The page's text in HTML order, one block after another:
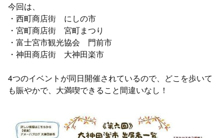
今回は、
・西町商店街 にしの市
・宮町商店街 宮町まつり
・富士宮市観光協会 門前市
・神田商店街 大神田楽市
4つのイベントが同日開催されているので、どこを歩いて
も賑やかで、大満喫できること間違いなし！